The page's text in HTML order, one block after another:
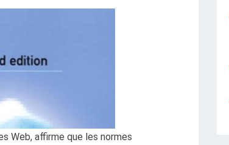
Web, affirme que les normes